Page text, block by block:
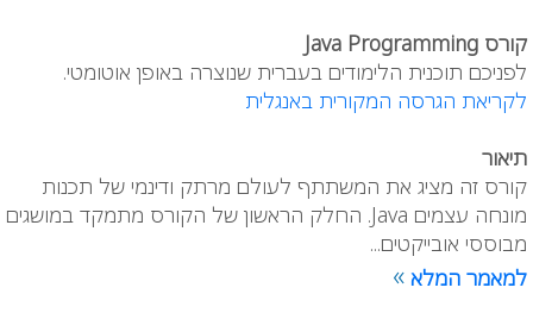
קורס Java Programming
לפניכם תוכנית הלימודים בעברית שנוצרה באופן אוטומטי.
לקריאת הגרסה המקורית באנגלית
תיאור
קורס זה מציג את המשתתף לעולם מרתק ודינמי של תכנות
מונחה עצמים Java. החלק הראשון של הקורס מתמקד במושגים
מבוססי אובייקטים...
למאמר המלא »